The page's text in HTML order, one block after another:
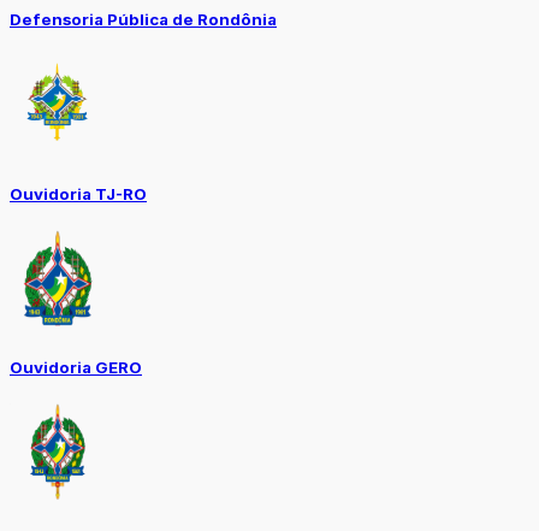
Defensoria Pública de Rondônia
Ouvidoria TJ-RO
Ouvidoria GERO